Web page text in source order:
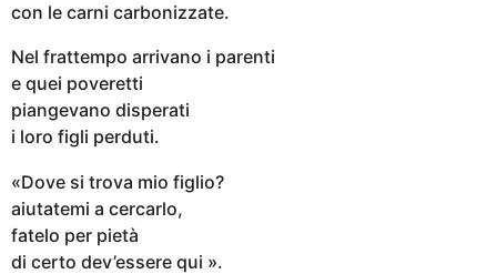
con le carni carbonizzate.
Nel frattempo arrivano i parenti
e quei poveretti
piangevano disperati
i loro figli perduti.
«Dove si trova mio figlio?
aiutatemi a cercarlo,
fatelo per pietà
di certo dev’essere qui ».